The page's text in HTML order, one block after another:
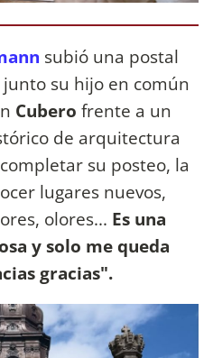
subió una postal
su hijo en común
Cubero frente a un
de arquitectura
su posteo, la
lugares nuevos,
olores... Es una
y solo me queda
gracias".